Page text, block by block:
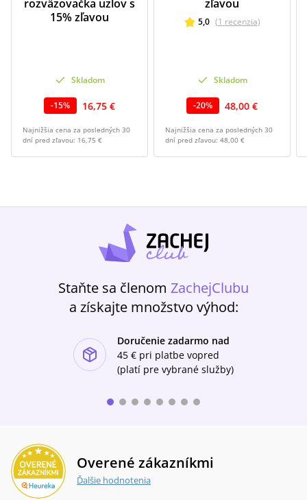
rozväzovačka uzlov s
15% zľavou
Skladom
-15% 16,75 €
Najnižšia cena za posledných 30
dní pred zľavou: 16,75 €
zľavou
5,0 (1 recenzia)
Skladom
-20% 48,00 €
Najnižšia cena za posledných 30
dní pred zľavou: 48,00 €
Staňte sa členom ZachejClubu
a získajte množstvo výhod:
Doručenie zadarmo nad
45 € pri platbe vopred
(platí pre vybrané služby)
Overené zákazníkmi
Ďalšie hodnotenia